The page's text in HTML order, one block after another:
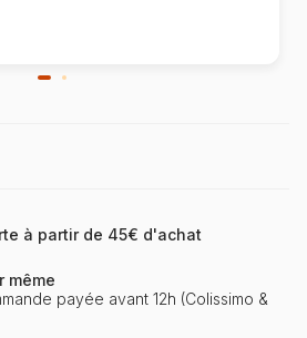
à partir de 45€ d'achat
même
payée avant 12h (Colissimo &